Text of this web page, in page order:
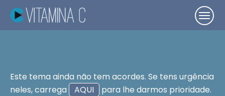
Este tema ainda não tem acordes. Se tens urgência
neles, carrega
AQUI para lhe darmos prioridade.